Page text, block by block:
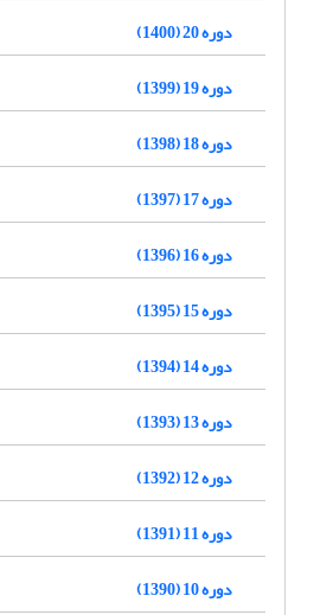
دوره 20 (1400)
دوره 19 (1399)
دوره 18 (1398)
دوره 17 (1397)
دوره 16 (1396)
دوره 15 (1395)
دوره 14 (1394)
دوره 13 (1393)
دوره 12 (1392)
دوره 11 (1391)
دوره 10 (1390)